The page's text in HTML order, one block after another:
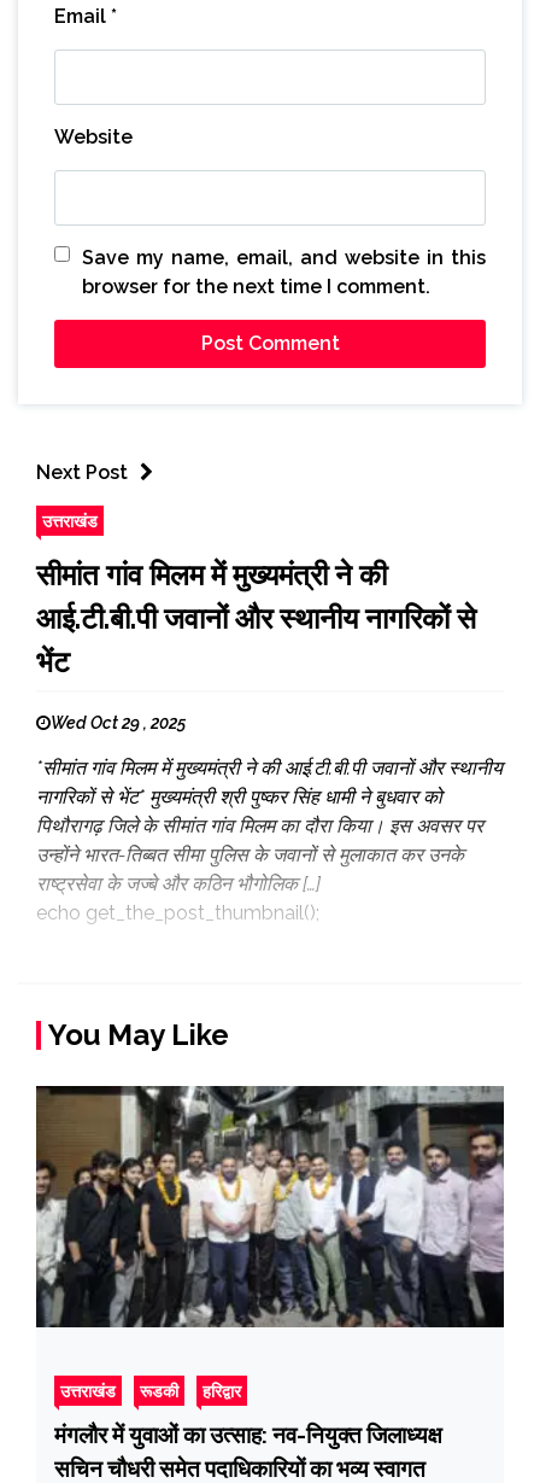
Email *
Website
Save my name, email, and website in this
browser for the next time I comment.
Next Post
उत्तराखंड
सीमांत गांव मिलम में मुख्यमंत्री ने की
आई.टी.बी.पी जवानों और स्थानीय नागरिकों से
भेंट
Wed Oct 29 , 2025
*सीमांत गांव मिलम में मुख्यमंत्री ने की आई.टी.बी.पी जवानों और स्थानीय
नागरिकों से भेंट* मुख्यमंत्री श्री पुष्कर सिंह धामी ने बुधवार को
पिथौरागढ़ जिले के सीमांत गांव मिलम का दौरा किया। इस अवसर पर
उन्होंने भारत-तिब्बत सीमा पुलिस के जवानों से मुलाकात कर उनके
राष्ट्रसेवा के जज्बे और कठिन भौगोलिक […]
echo get_the_post_thumbnail();
You May Like
उत्तराखंड रूडकी हरिद्वार
मंगलौर में युवाओं का उत्साह: नव-नियुक्त जिलाध्यक्ष
सचिन चौधरी समेत पदाधिकारियों का भव्य स्वागत